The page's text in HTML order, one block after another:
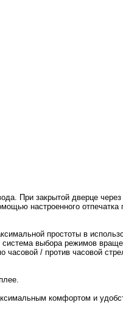
При закрытой дверце
настроенного отпечатка
простоты в
система выбора режимов
часовой / против часовой
комфортом и